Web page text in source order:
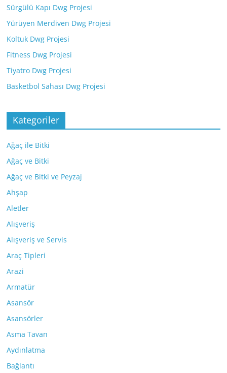
Sürgülü Kapı Dwg Projesi
Yürüyen Merdiven Dwg Projesi
Koltuk Dwg Projesi
Fitness Dwg Projesi
Tiyatro Dwg Projesi
Basketbol Sahası Dwg Projesi
Kategoriler
Ağaç ile Bitki
Ağaç ve Bitki
Ağaç ve Bitki ve Peyzaj
Ahşap
Aletler
Alışveriş
Alışveriş ve Servis
Araç Tipleri
Arazi
Armatür
Asansör
Asansörler
Asma Tavan
Aydınlatma
Bağlantı